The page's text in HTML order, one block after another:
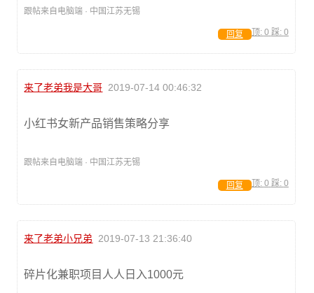
跟帖来自电脑端 · 中国江苏无锡
顶: 0 踩: 0
回复
来了老弟我是大哥 2019-07-14 00:46:32
小红书女新产品销售策略分享
跟帖来自电脑端 · 中国江苏无锡
顶: 0 踩: 0
回复
来了老弟小兄弟 2019-07-13 21:36:40
碎片化兼职项目人人日入1000元